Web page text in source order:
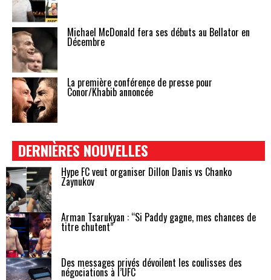
Michael McDonald fera ses débuts au Bellator en
Décembre
La première conférence de presse pour
Conor/Khabib annoncée
DERNIÈRES NOUVELLES
Hype FC veut organiser Dillon Danis vs Chanko
Zaynukov
Arman Tsarukyan : “Si Paddy gagne, mes chances de
titre chutent”
Des messages privés dévoilent les coulisses des
négociations à l’UFC